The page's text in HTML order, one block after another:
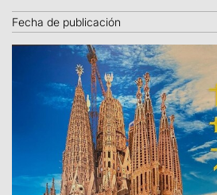
Fecha de publicación